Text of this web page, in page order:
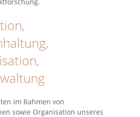
im Rahmen von
sowie Organisation unseres